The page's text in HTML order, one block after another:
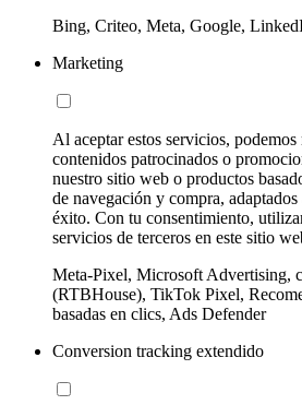
Bing, Criteo, Meta, Google,
Marketing
Al aceptar estos servicios, podemos
contenidos patrocinados o
nuestro sitio web o productos
de navegación y compra,
éxito. Con tu consentimiento,
servicios de terceros en este sitio
Meta-Pixel, Microsoft Advertising,
(RTBHouse), TikTok Pixel,
basadas en clics, Ads Defender
Conversion tracking extendido